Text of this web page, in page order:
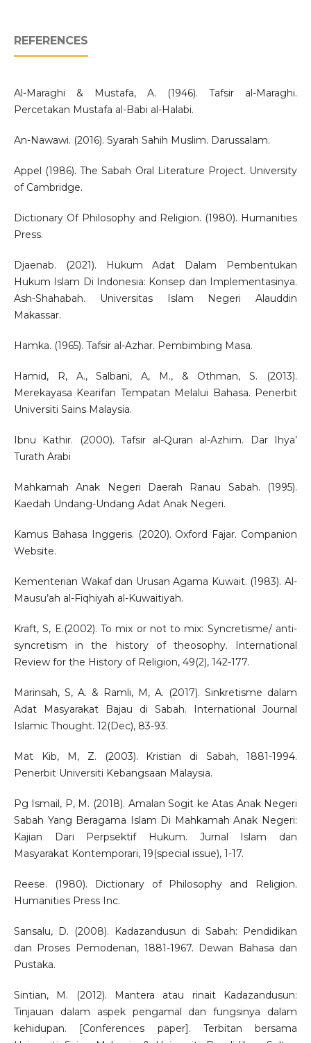
REFERENCES
Al-Maraghi & Mustafa, A. (1946). Tafsir al-Maraghi.
Percetakan Mustafa al-Babi al-Halabi.
An-Nawawi. (2016). Syarah Sahih Muslim. Darussalam.
Appel (1986). The Sabah Oral Literature Project. University
of Cambridge.
Dictionary Of Philosophy and Religion. (1980). Humanities
Press.
Djaenab. (2021). Hukum Adat Dalam Pembentukan
Hukum Islam Di Indonesia: Konsep dan Implementasinya.
Ash-Shahabah. Universitas Islam Negeri Alauddin
Makassar.
Hamka. (1965). Tafsir al-Azhar. Pembimbing Masa.
Hamid, R, A., Salbani, A, M., & Othman, S. (2013).
Merekayasa Kearifan Tempatan Melalui Bahasa. Penerbit
Universiti Sains Malaysia.
Ibnu Kathir. (2000). Tafsir al-Quran al-Azhim. Dar Ihya’
Turath Arabi
Mahkamah Anak Negeri Daerah Ranau Sabah. (1995).
Kaedah Undang-Undang Adat Anak Negeri.
Kamus Bahasa Inggeris. (2020). Oxford Fajar. Companion
Website.
Kementerian Wakaf dan Urusan Agama Kuwait. (1983). Al-
Mausu’ah al-Fiqhiyah al-Kuwaitiyah.
Kraft, S, E.(2002). To mix or not to mix: Syncretisme/ anti-
syncretism in the history of theosophy. International
Review for the History of Religion, 49(2), 142-177.
Marinsah, S, A. & Ramli, M, A. (2017). Sinkretisme dalam
Adat Masyarakat Bajau di Sabah. International Journal
Islamic Thought. 12(Dec), 83-93.
Mat Kib, M, Z. (2003). Kristian di Sabah, 1881-1994.
Penerbit Universiti Kebangsaan Malaysia.
Pg Ismail, P, M. (2018). Amalan Sogit ke Atas Anak Negeri
Sabah Yang Beragama Islam Di Mahkamah Anak Negeri:
Kajian Dari Perpsektif Hukum. Jurnal Islam dan
Masyarakat Kontemporari, 19(special issue), 1-17.
Reese. (1980). Dictionary of Philosophy and Religion.
Humanities Press Inc.
Sansalu, D. (2008). Kadazandusun di Sabah: Pendidikan
dan Proses Pemodenan, 1881-1967. Dewan Bahasa dan
Pustaka.
Sintian, M. (2012). Mantera atau rinait Kadazandusun:
Tinjauan dalam aspek pengamal dan fungsinya dalam
kehidupan. [Conferences paper]. Terbitan bersama